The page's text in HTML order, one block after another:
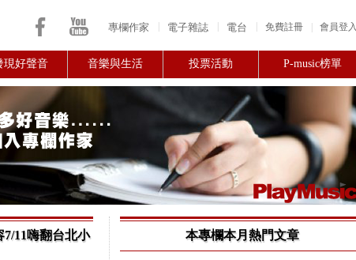
會員登入
免費註冊
專欄作家 電子雜誌 電台
現好聲音 音樂與生活 投票活動 P-music榜單
11嗨翻台北小
本專欄本月熱門文章